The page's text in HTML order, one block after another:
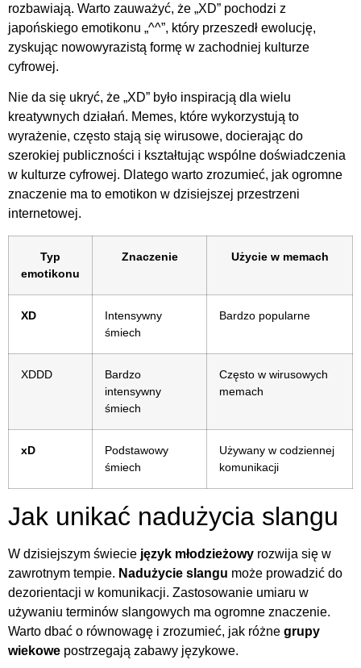
rozbawiają. Warto zauważyć, że „XD” pochodzi z
japońskiego emotikonu „^^”, który przeszedł ewolucję,
zyskując nowowyrazistą formę w zachodniej kulturze
cyfrowej.
Nie da się ukryć, że „XD” było inspiracją dla wielu
kreatywnych działań. Memes, które wykorzystują to
wyrażenie, często stają się wirusowe, docierając do
szerokiej publiczności i kształtując wspólne doświadczenia
w kulturze cyfrowej. Dlatego warto zrozumieć, jak ogromne
znaczenie ma to emotikon w dzisiejszej przestrzeni
internetowej.
Typ
emotikonu
Znaczenie Użycie w memach
XD
Intensywny
śmiech
Bardzo popularne
XDDD
Bardzo
intensywny
śmiech
Często w wirusowych
memach
xD
Podstawowy
śmiech
Używany w codziennej
komunikacji
Jak unikać nadużycia slangu
W dzisiejszym świecie język młodzieżowy rozwija się w
zawrotnym tempie. Nadużycie slangu może prowadzić do
dezorientacji w komunikacji. Zastosowanie umiaru w
używaniu terminów slangowych ma ogromne znaczenie.
Warto dbać o równowagę i zrozumieć, jak różne grupy
wiekowe postrzegają zabawy językowe.